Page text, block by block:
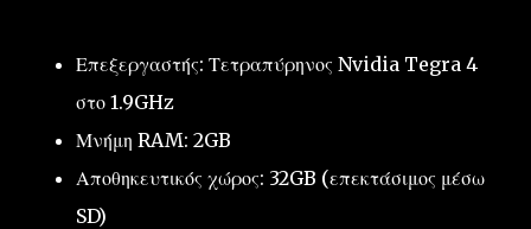
Επεξεργαστής: Τετραπύρηνος Nvidia Tegra 4
στο 1.9GHz
Μνήμη RAM: 2GB
Αποθηκευτικός χώρος: 32GB (επεκτάσιμος μέσω
SD)